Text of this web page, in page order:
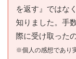
を返す』ではな
知りました。手
際に受け取った
※個人の感想であり